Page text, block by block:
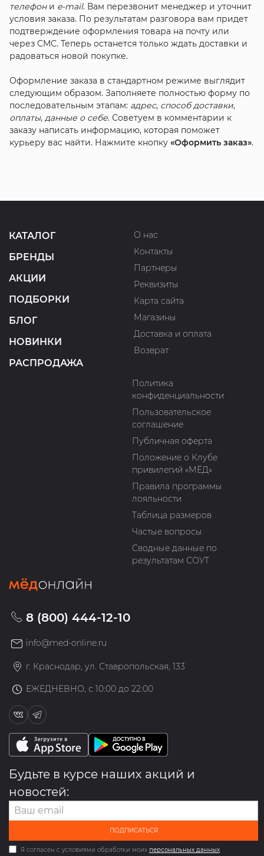
телефони e-mail. Вам перезвонит менеджер и уточнит
условия заказа. По результатам разговора вам придет
подтверждение оформления товара на почту или
через СМС. Теперь останется только ждать доставки и
радоваться новой покупке.
Оформление заказа в стандартном режиме выглядит
следующим образом. Заполняете полностью форму по
последовательным этапам: адрес, способ доставки,
оплаты, данные о себе. Советуем в комментарии к
заказу написать информацию, которая поможет
курьеру вас найти. Нажмите кнопку «Оформить заказ».
КАТАЛОГ
БРЕНДЫ
АКЦИИ
ПОДБОРКИ
БЛОГ
НОВИНКИ
РАСПРОДАЖА
О нас
Контакты
Партнеры
Реквизиты
Карта сайта
Магазины
Доставка и оплата
Возврат
Политика
конфиденциальности
Пользовательское
соглашение
Публичная оферта
Положение о Клубе
привилегий «МЁД»
Правила программы
лояльности
Таблица размеров
Частые вопросы
Сводные данные по
результатам СОУТ
8 (800) 444-12-10
info@med-online.ru
г. Краснодар, ул. Ставропольская, 133
ЕЖЕДНЕВНО, с 10:00 до 22:00
Будьте в курсе наших акций и
новостей:
ПОДПИСАТЬСЯ
Я согласен с условиями обработки моих персональных данных